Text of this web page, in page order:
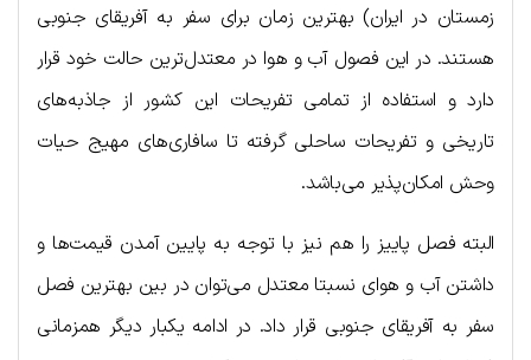
زمستان در ایران) بهترین زمان برای سفر به آفریقای جنوبی
هستند. در این فصول آب و هوا در معتدل‌ترین حالت خود قرار
دارد و استفاده از تمامی تفریحات این کشور از جاذبه‌های
تاریخی و تفریحات ساحلی گرفته تا سافاری‌های مهیج حیات
وحش امکان‌پذیر می‌باشد.
البته فصل پاییز را هم نیز با توجه به پایین آمدن قیمت‌ها و
داشتن آب و هوای نسبتا معتدل می‌توان در بین بهترین فصل
سفر به آفریقای جنوبی قرار داد. در ادامه یکبار دیگر همزمانی